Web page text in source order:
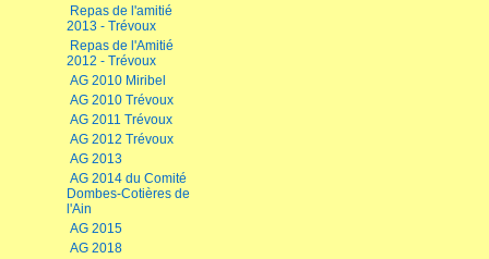
Repas de l'amitié
2013 - Trévoux
Repas de l'Amitié
2012 - Trévoux
AG 2010 Miribel
AG 2010 Trévoux
AG 2011 Trévoux
AG 2012 Trévoux
AG 2013
AG 2014 du Comité
Dombes-Cotières de
l'Ain
AG 2015
AG 2018